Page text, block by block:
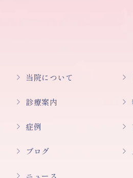
当院について
診療案内
症例
ブログ
ニュース